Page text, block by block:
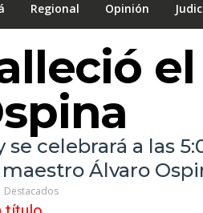
Regional Opinión
se celebrará a las
Álvaro
Destacados